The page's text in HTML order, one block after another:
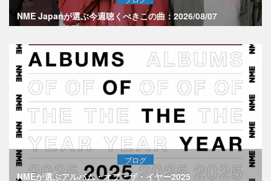
NME Japanが選ぶ今週聴くべきこの曲：2026/08/07
ブログ
NMEが選ぶアルバム・オブ・ザ・イヤー2025